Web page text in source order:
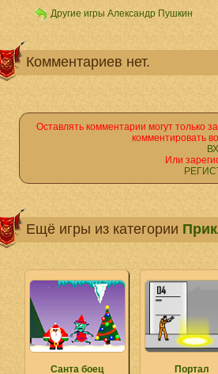
Другие игры Александр Пушкин
Комментариев нет.
Оставлять комментарии могут только
комментировать
Или
Ещё игры из категории
Санта боец Портал